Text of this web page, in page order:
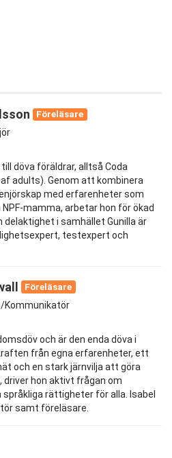
Föreläsare
till döva föräldrar, alltså Coda
adults). Genom att kombinera
med erfarenheter som
mamma, arbetar hon för ökad
delaktighet i samhället Gunilla är
testexpert och
Föreläsare
Kommunikatör
och är den enda döva i
från egna erfarenheter, ett
och en stark järnvilja att göra
driver hon aktivt frågan om
språkliga rättigheter för alla. Isabel
samt föreläsare.